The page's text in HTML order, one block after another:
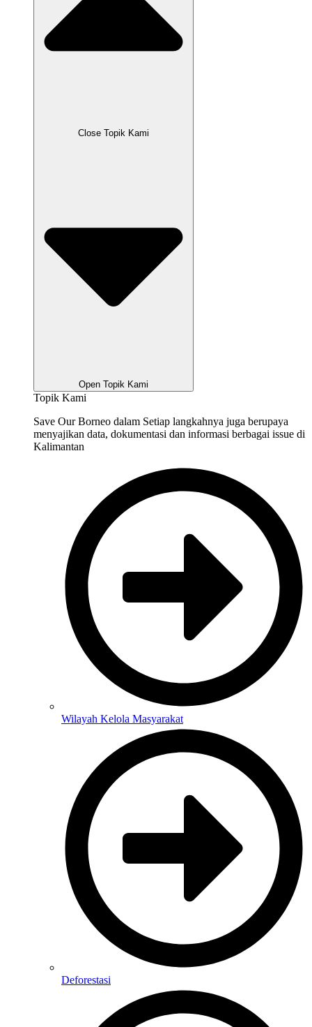
Close Topik Kami
Open Topik Kami
Topik Kami
Save Our Borneo dalam Setiap langkahnya juga berupaya
menyajikan data, dokumentasi dan informasi berbagai issue di
Kalimantan
Wilayah Kelola Masyarakat
Deforestasi